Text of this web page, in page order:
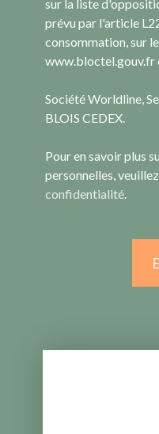
sur la liste
prévu par l'article
consommation, sur
www.bloctel.gouv.fr
Société Worldline,
BLOIS CEDEX.
Pour en savoir plus
personnelles,
confidentialité.